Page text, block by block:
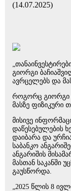
(14.07.2025)
გიორგი
ავრცელებს და
როგორც გიორგი
მასზე ფიზიკური
მისივე
დაწესებულების
დაიბარა და
საბანკო
ანგარიშის
მასთან საკანში
გაუსწორდა.
„2025 წლის 8